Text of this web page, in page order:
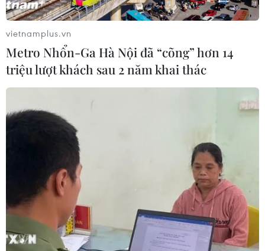
vietnamplus.vn
Metro Nhổn-Ga Hà Nội đã “cõng” hơn 14
triệu lượt khách sau 2 năm khai thác